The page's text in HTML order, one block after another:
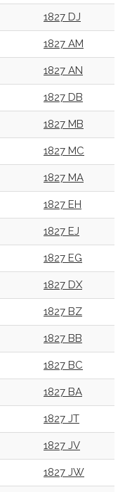
1827 DJ
1827 AM
1827 AN
1827 DB
1827 MB
1827 MC
1827 MA
1827 EH
1827 EJ
1827 EG
1827 DX
1827 BZ
1827 BB
1827 BC
1827 BA
1827 JT
1827 JV
1827 JW